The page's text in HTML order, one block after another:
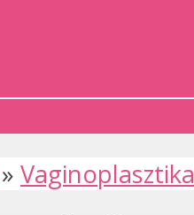
» Vaginoplasztika